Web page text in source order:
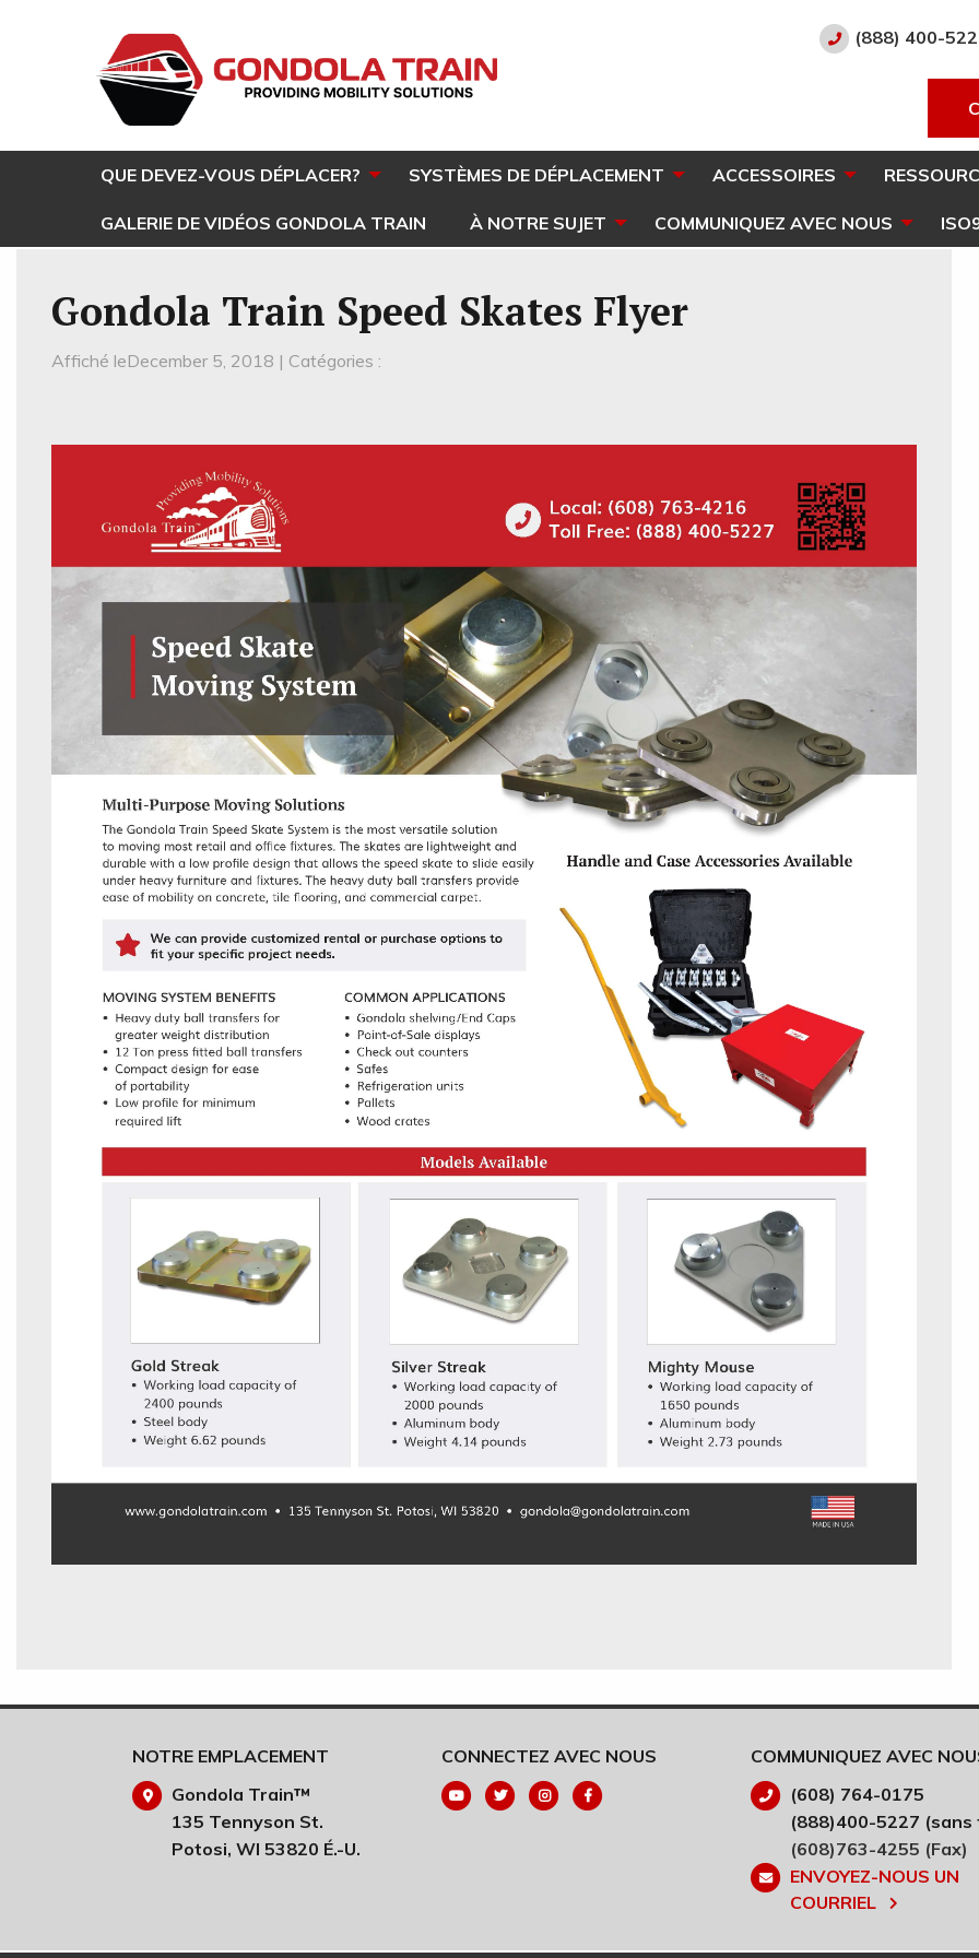
(888) 400-
QUE DEVEZ-VOUS DÉPLACER? SYSTÈMES DE DÉPLACEMENT ACCESSOIRES
GALERIE DE VIDÉOS GONDOLA TRAIN À NOTRE SUJET COMMUNIQUEZ AVEC NOUS
Gondola Train Speed Skates Flyer
Affiché leDecember 5, 2018 | Catégories :
NOTRE EMPLACEMENT
Gondola Train™
135 Tennyson St.
Potosi, WI 53820 É.-U.
CONNECTEZ AVEC NOUS
COMMUNIQUEZ AVEC
(608) 764-0175
(888)400-5227 (sans
(608)763-4255 (Fax)
ENVOYEZ-NOUS UN
COURRIEL